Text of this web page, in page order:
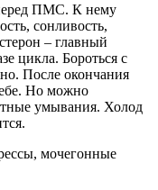
ПМС. К нему
сонливость,
– главный
цикла. Бороться с
После окончания
Но можно
умывания. Холод
мочегонные